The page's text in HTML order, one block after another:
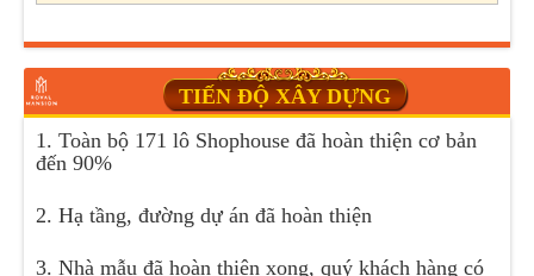
TIẾN ĐỘ XÂY DỰNG
1. Toàn bộ 171 lô Shophouse đã hoàn thiện cơ bản
đến 90%
2. Hạ tầng, đường dự án đã hoàn thiện
3. Nhà mẫu đã hoàn thiện xong, quý khách hàng có